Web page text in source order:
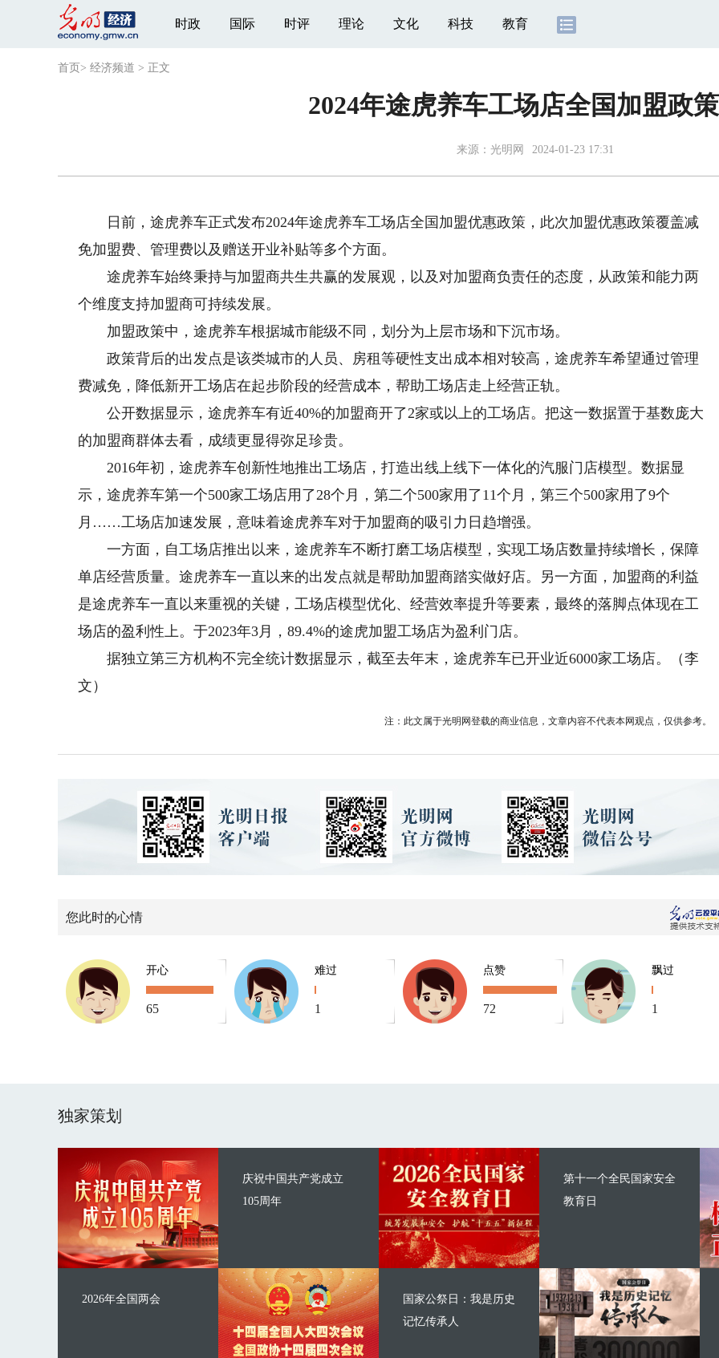
时政 国际 时评 理论 文化 科技 教育
首页 > 经济频道 > 正文
2024年途虎养车工场店全国加盟政
来源： 光明网 2024-01-23 17:31
日前，途虎养车正式发布2024年途虎养车工场店全国加盟优惠政策，此次加盟优惠政策覆盖减
免加盟费、管理费以及赠送开业补贴等多个方面。
途虎养车始终秉持与加盟商共生共赢的发展观，以及对加盟商负责任的态度，从政策和能力两
个维度支持加盟商可持续发展。
加盟政策中，途虎养车根据城市能级不同，划分为上层市场和下沉市场。
政策背后的出发点是该类城市的人员、房租等硬性支出成本相对较高，途虎养车希望通过管理
费减免，降低新开工场店在起步阶段的经营成本，帮助工场店走上经营正轨。
公开数据显示，途虎养车有近40%的加盟商开了2家或以上的工场店。把这一数据置于基数庞大
的加盟商群体去看，成绩更显得弥足珍贵。
2016年初，途虎养车创新性地推出工场店，打造出线上线下一体化的汽服门店模型。数据显
示，途虎养车第一个500家工场店用了28个月，第二个500家用了11个月，第三个500家用了9个
月……工场店加速发展，意味着途虎养车对于加盟商的吸引力日趋增强。
一方面，自工场店推出以来，途虎养车不断打磨工场店模型，实现工场店数量持续增长，保障
单店经营质量。途虎养车一直以来的出发点就是帮助加盟商踏实做好店。另一方面，加盟商的利益
是途虎养车一直以来重视的关键，工场店模型优化、经营效率提升等要素，最终的落脚点体现在工
场店的盈利性上。于2023年3月，89.4%的途虎加盟工场店为盈利门店。
据独立第三方机构不完全统计数据显示，截至去年末，途虎养车已开业近6000家工场店。（李
文）
注：此文属于光明网登载的商业信息，文章内容不代表本网观点，仅供参考。
您此时的心情
开心
65
难过
1
点赞
72
飘过
1
独家策划
庆祝中国共产党成立
105周年
2026年全国两会
第十一个全民国家安全
教育日
国家公祭日：我是历史
记忆传承人